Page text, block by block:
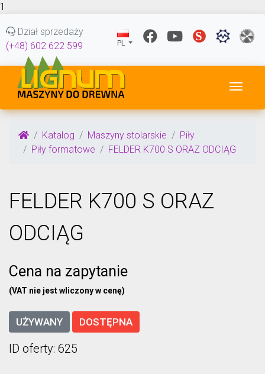
1
Dział sprzedaży
(+48) 602 622 599
PL
Katalog Maszyny stolarskie
Piły
Piły formatowe
FELDER K700 S ORAZ ODCIĄG
FELDER K700 S ORAZ
ODCIĄG
Cena na zapytanie
(VAT nie jest wliczony w cenę)
UŻYWANY DOSTĘPNA
ID oferty: 625